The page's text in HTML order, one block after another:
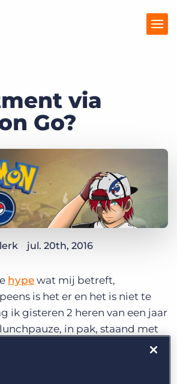
aan Inloggen
via
Go?
jul. 20th, 2016
hype wat mij betreft,
is het er en het is niet te
ik gisteren 2 heren van een jaar
in pak, staand met
hun neus naar Pokémons
de dag zag ik in dezelfde
een Pokémon verstopt